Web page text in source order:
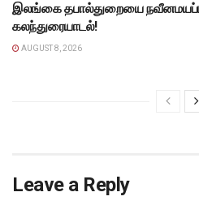
இலங்கை தபால்துறையை
கலந்துரையாடல்!
AUGUST 8, 2026
Leave a Reply